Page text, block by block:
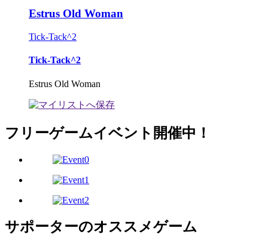
Estrus Old Woman
Tick-Tack^2
Tick-Tack^2
Estrus Old Woman
フリーゲームイベント開催中！
サポーターのオススメゲーム